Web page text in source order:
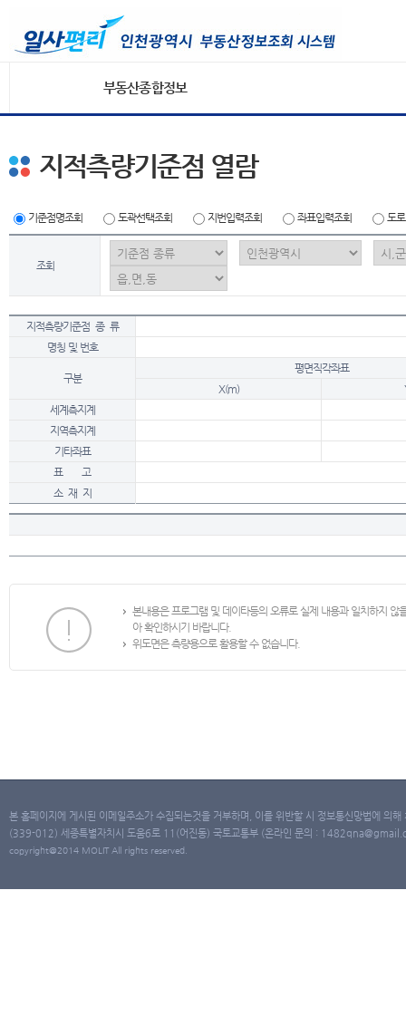
부동산종합정보
지적측량기준점 열람
기준점명조회 도곽선택조회 지번입력조회 좌표입력조회 도
조회
지적측량기준점 종 류
명칭 및 번호
구분
평면직각좌표
X(m)
세계측지계
지역측지계
기타좌표
표 고
소 재 지
본내용은 프로그램 및 데이타등의 오류로 실제 내용과 일치하지
아 확인하시기 바랍니다.
위도면은 측량용으로 활용할 수 없습니다.
본 홈페이지에 게시된 이메일주소가 수집되는것을 거부하며, 이를 위반할 시 정보통신망법에 의
(339-012) 세종특별자치시 도움6로 11(어진동) 국토교통부 (온라인 문의 :
copyright@2014 MOLIT All rights reserved.